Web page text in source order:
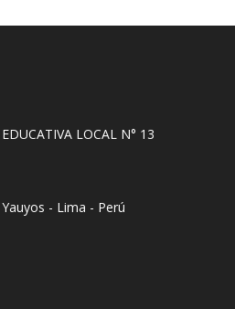
LOCAL N° 13
- Lima - Perú